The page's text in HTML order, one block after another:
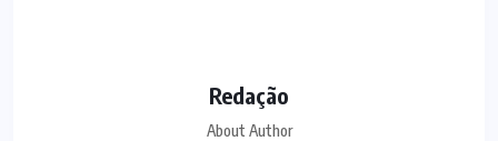
Redação
About Author